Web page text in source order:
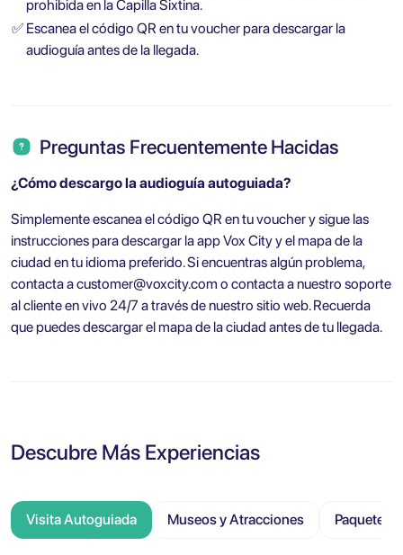
prohibida en la Capilla Sixtina.
✅ Escanea el código QR en tu voucher para descargar la
audioguía antes de la llegada.
Preguntas Frecuentemente Hacidas
¿Cómo descargo la audioguía autoguiada?
Simplemente escanea el código QR en tu voucher y sigue las
instrucciones para descargar la app Vox City y el mapa de la
ciudad en tu idioma preferido. Si encuentras algún problema,
contacta acustomer@voxcity.com o contacta a nuestro soporte
al cliente en vivo 24/7 a través de nuestro sitio web. Recuerda
que puedes descargar el mapa de la ciudad antes de tu llegada.
Descubre Más Experiencias
Visita Autoguiada Museos y Atracciones Paquete